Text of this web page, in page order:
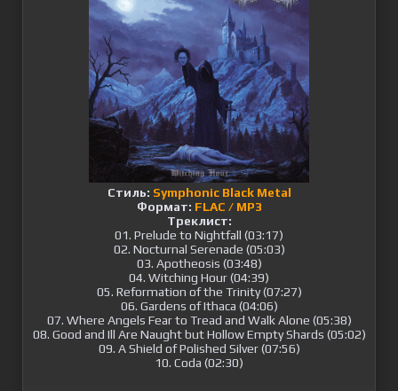
Стиль: Symphonic Black Metal
Формат: FLAC / MP3
Треклист:
01. Prelude to Nightfall (03:17)
02. Nocturnal Serenade (05:03)
03. Apotheosis (03:48)
04. Witching Hour (04:39)
05. Reformation of the Trinity (07:27)
06. Gardens of Ithaca (04:06)
07. Where Angels Fear to Tread and Walk Alone (05:38)
08. Good and Ill Are Naught but Hollow Empty Shards (05:02)
09. A Shield of Polished Silver (07:56)
10. Coda (02:30)